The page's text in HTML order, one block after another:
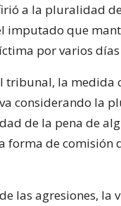
a la pluralidad
imputado que
por varios
tribunal, la medida
considerando la
de la pena de
forma de comisión
las agresiones, la